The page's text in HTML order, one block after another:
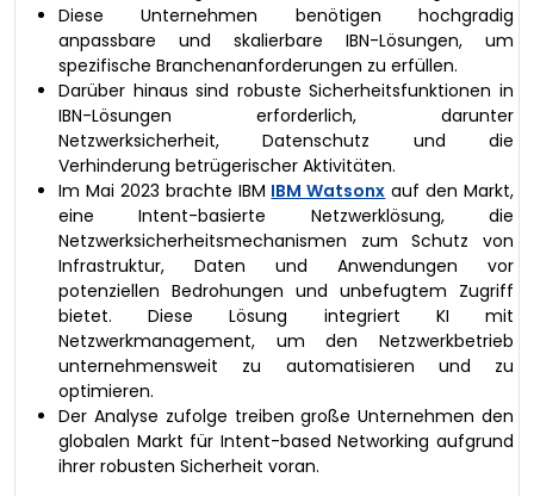
Diese Unternehmen benötigen hochgradig
anpassbare und skalierbare IBN-Lösungen, um
spezifische Branchenanforderungen zu erfüllen.
Darüber hinaus sind robuste Sicherheitsfunktionen in
IBN-Lösungen erforderlich, darunter
Netzwerksicherheit, Datenschutz und die
Verhinderung betrügerischer Aktivitäten.
Im Mai 2023 brachte IBM IBM Watsonx auf den Markt,
eine Intent-basierte Netzwerklösung, die
Netzwerksicherheitsmechanismen zum Schutz von
Infrastruktur, Daten und Anwendungen vor
potenziellen Bedrohungen und unbefugtem Zugriff
bietet. Diese Lösung integriert KI mit
Netzwerkmanagement, um den Netzwerkbetrieb
unternehmensweit zu automatisieren und zu
optimieren.
Der Analyse zufolge treiben große Unternehmen den
globalen Markt für Intent-based Networking aufgrund
ihrer robusten Sicherheit voran.